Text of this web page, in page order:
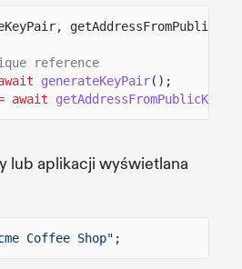
reference
generateKeyPair();
await getAddressFromPublicKey
lub aplikacji wyświetlana
Coffee Shop" ;